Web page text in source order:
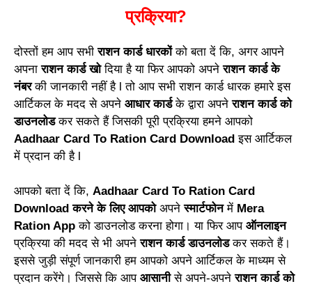
प्रक्रिया?
दोस्तों हम आप सभीराशन कार्ड धारकोंको बता दें कि, अगर आपने
अपनाराशन कार्ड खोदिया है या फिर आपको अपनेराशन कार्ड के
नंबरकी जानकारी नहीं है l तो आप सभी राशन कार्ड धारक हमारे इस
आर्टिकल के मदद से अपने आधार कार्डके द्वारा अपनेराशन कार्ड को
डाउनलोडकर सकते हैं जिसकी पूरी प्रक्रिया हमने आपको
Aadhaar Card To Ration Card Download इस आर्टिकल
में प्रदान की है l
आपको बता दें कि, Aadhaar Card To Ration Card
Download करने के लिए आपकोअपनेस्मार्टफोनमें Mera
Ration App को डाउनलोड करना होगा। या फिर आप ऑनलाइन
प्रक्रिया की मदद से भी अपनेराशन कार्ड डाउनलोडकर सकते हैं।
इससे जुड़ी संपूर्ण जानकारी हम आपको अपने आर्टिकल के माध्यम से
प्रदान करेंगे। जिससे कि आप आसानीसे अपने-अपनेराशन कार्ड को